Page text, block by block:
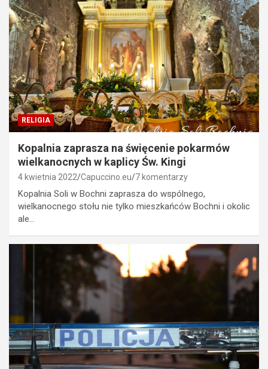
RELIGIA
Kopalnia zaprasza na święcenie pokarmów
wielkanocnych w kaplicy Św. Kingi
4 kwietnia 2022 Capuccino.eu 7 komentarzy
Kopalnia Soli w Bochni zaprasza do wspólnego,
wielkanocnego stołu nie tylko mieszkańców Bochni i okolic
ale…